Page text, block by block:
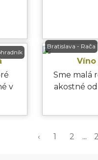
v
Bratislava - Rača
Víno
Sme malá
akostné
Rok
‹ 1 2 ...